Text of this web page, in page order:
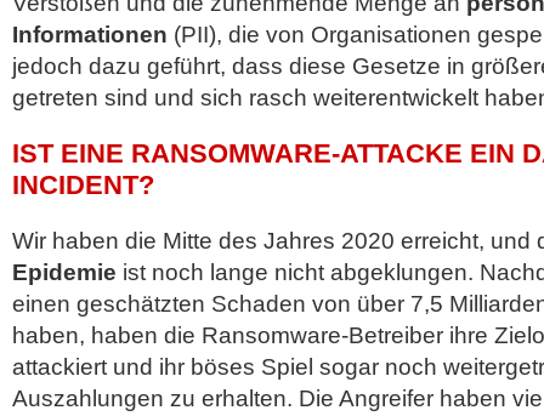
Informationen (PII), die von Organisationen
jedoch dazu geführt, dass diese Gesetze in
getreten sind und sich rasch weiterentwickelt
IST EINE RANSOMWARE-ATTACKE EIN
INCIDENT?
Wir haben die Mitte des Jahres 2020 erreicht, und
Epidemie ist noch lange nicht abgeklungen.
einen geschätzten Schaden von über 7,5
haben, haben die Ransomware-Betreiber ihre
attackiert und ihr böses Spiel sogar noch
Auszahlungen zu erhalten. Die Angreifer haben